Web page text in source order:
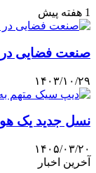
1 هفته پیش
صنعت فضایی
۱۴۰۳/۱۰/۲۹
نسل جدید یک
۱۴۰۵/۰۳/۲۰
آخرین اخبار